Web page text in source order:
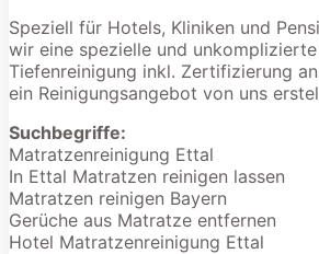
Speziell für Hotels, Kliniken und
wir eine spezielle und
Tiefenreinigung inkl. Zertifizierung
ein Reinigungsangebot von uns
Suchbegriffe:
Matratzenreinigung Ettal
In Ettal Matratzen reinigen lassen
Matratzen reinigen Bayern
Gerüche aus Matratze entfernen
Hotel Matratzenreinigung Ettal